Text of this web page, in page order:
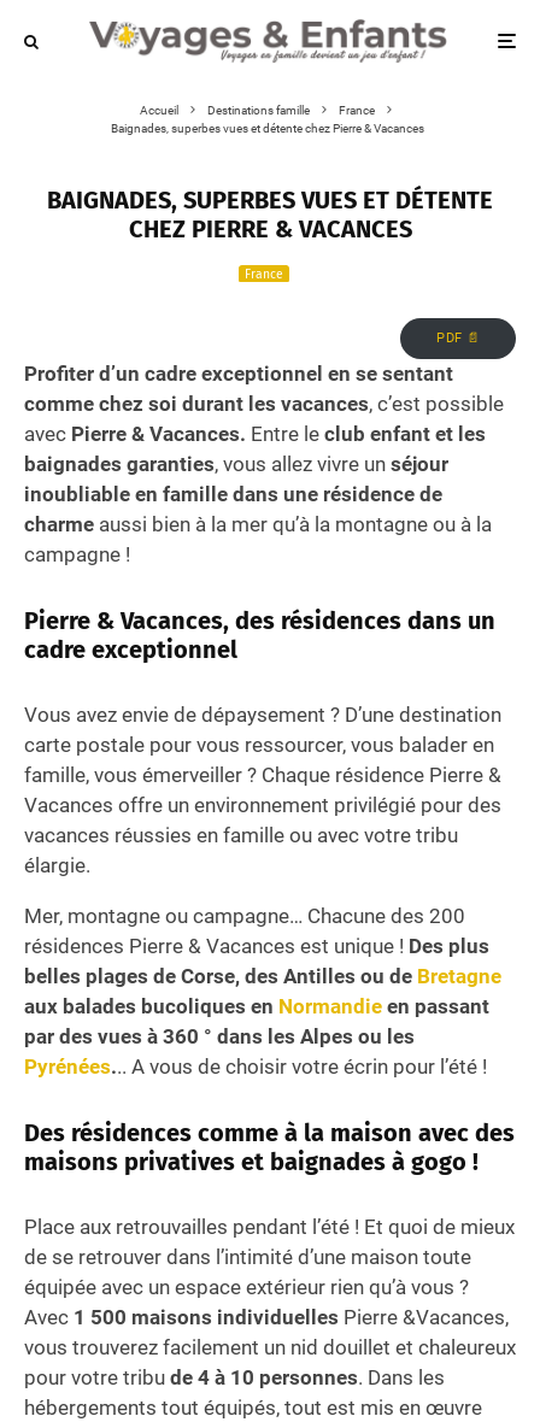
Accueil Destinations famille
France
Baignades, superbes vues et détente chez Pierre & Vacances
BAIGNADES, SUPERBES VUES ET DÉTENTE
CHEZ PIERRE & VACANCES
France
PDF 📄
Profiter d’un cadre exceptionnel en se sentant
comme chez soi durant les vacances, c’est possible
avec Pierre & Vacances. Entre le club enfant et les
baignades garanties, vous allez vivre un séjour
inoubliable en famille dans une résidence de
charme aussi bien à la mer qu’à la montagne ou à la
campagne !
Pierre & Vacances, des résidences dans un
cadre exceptionnel
Vous avez envie de dépaysement ? D’une destination
carte postale pour vous ressourcer, vous balader en
famille, vous émerveiller ? Chaque résidence Pierre &
Vacances offre un environnement privilégié pour des
vacances réussies en famille ou avec votre tribu
élargie.
Mer, montagne ou campagne… Chacune des 200
résidences Pierre & Vacances est unique ! Des plus
belles plages de Corse, des Antilles ou de Bretagne
aux balades bucoliques en Normandie en passant
par des vues à 360 ° dans les Alpes ou les
Pyrénées... A vous de choisir votre écrin pour l’été !
Des résidences comme à la maison avec des
maisons privatives et baignades à gogo !
Place aux retrouvailles pendant l’été ! Et quoi de mieux
de se retrouver dans l’intimité d’une maison toute
équipée avec un espace extérieur rien qu’à vous ?
Avec 1 500 maisons individuelles Pierre &Vacances,
vous trouverez facilement un nid douillet et chaleureux
pour votre tribu de 4 à 10 personnes. Dans les
hébergements tout équipés, tout est mis en œuvre